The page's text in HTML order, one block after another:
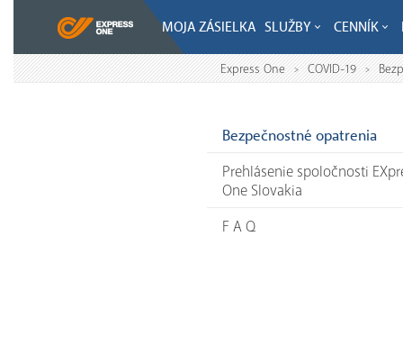
MOJA ZÁSIELKA SLUŽBY CENNÍK
Express One > COVID-19 >
Bezpečnostné opatrenia
Prehlásenie spoločnosti
One Slovakia
F A Q